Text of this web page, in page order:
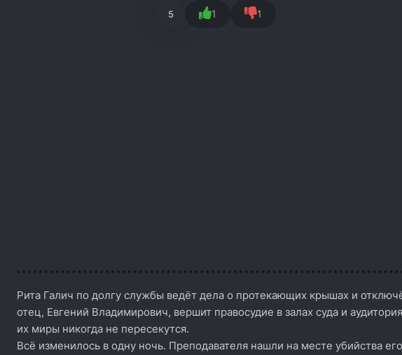
5 1 1
Рита Галич по долгу службы ведёт дела о протекающих крышах и
отец, Евгений Владимирович, вершит правосудие в залах суда и
их миры никогда не пересекутся.
Всё изменилось в одну ночь. Преподавателя нашли на месте убийства